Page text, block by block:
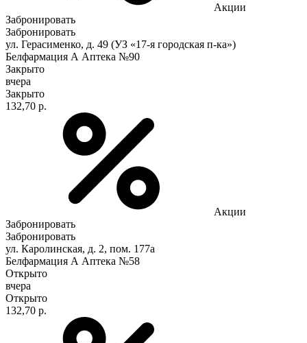
Акции
Забронировать
Забронировать
ул. Герасименко, д. 49 (УЗ «17-я городская п-ка»)
Белфармация А Аптека №90
Закрыто
вчера
Закрыто
132,70 р.
Акции
Забронировать
Забронировать
ул. Каролинская, д. 2, пом. 177а
Белфармация А Аптека №58
Открыто
вчера
Открыто
132,70 р.